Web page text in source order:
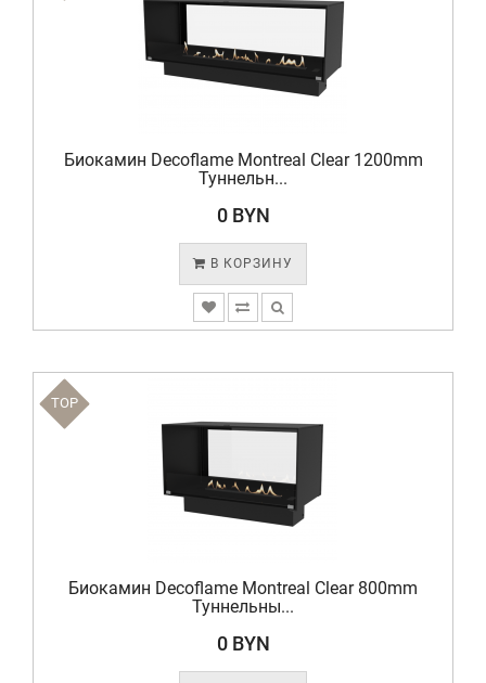
Биокамин Decoflame Montreal Clear 1200mm
Туннельн...
0 BYN
В КОРЗИНУ
TOP
Биокамин Decoflame Montreal Clear 800mm
Туннельны...
0 BYN